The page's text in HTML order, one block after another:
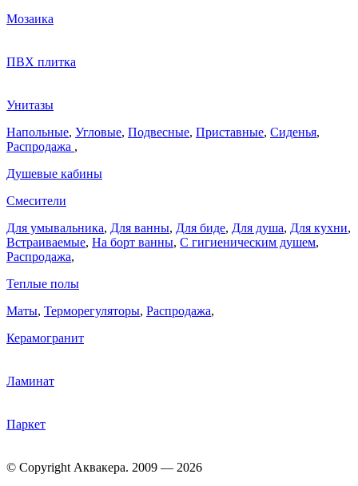
Мозаика
ПВХ плитка
Унитазы
Напольные, Угловые, Подвесные, Приставные, Сиденья,
Распродажа ,
Душевые кабины
Смесители
Для умывальника, Для ванны, Для биде, Для душа, Для кухни,
Встраиваемые, На борт ванны, C гигиеническим душем,
Распродажа,
Теплые полы
Маты, Терморегуляторы, Распродажа,
Керамогранит
Ламинат
Паркет
© Copyright Аквакера. 2009 — 2026